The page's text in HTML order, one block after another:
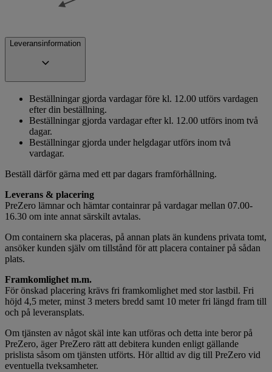
Leveransinformation
Beställningar gjorda vardagar före kl. 12.00 utförs vardagen
efter din beställning.
Beställningar gjorda vardagar efter kl. 12.00 utförs inom två
dagar.
Beställningar gjorda under helgdagar utförs inom två
vardagar.
Beställ därför gärna med ett par dagars framförhållning.
Leverans & placering
PreZero lämnar och hämtar containrar på vardagar mellan 07.00-
16.30 om inte annat särskilt avtalas.
Om containern ska placeras, på annan plats än kundens privata tomt,
ansöker kunden själv om tillstånd för att placera container på sådan
plats.
Framkomlighet m.m.
För önskad placering krävs fri framkomlighet med stor lastbil. Fri
höjd 4,5 meter, minst 3 meters bredd samt 10 meter fri längd fram till
och på leveransplats.
Om tjänsten av något skäl inte kan utföras och detta inte beror på
PreZero, äger PreZero rätt att debitera kunden enligt gällande
prislista såsom om tjänsten utförts. Hör alltid av dig till PreZero vid
eventuella tveksamheter.